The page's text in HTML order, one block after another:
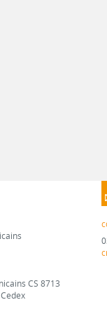
CS 8713